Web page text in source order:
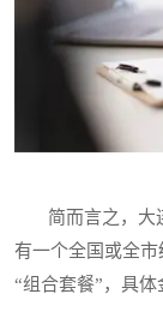
简而言之，大连
有一个全国或全
“组合套餐”，具体